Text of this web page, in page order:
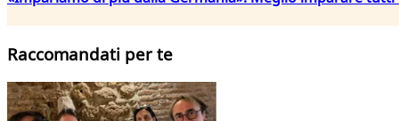
Raccomandati per te